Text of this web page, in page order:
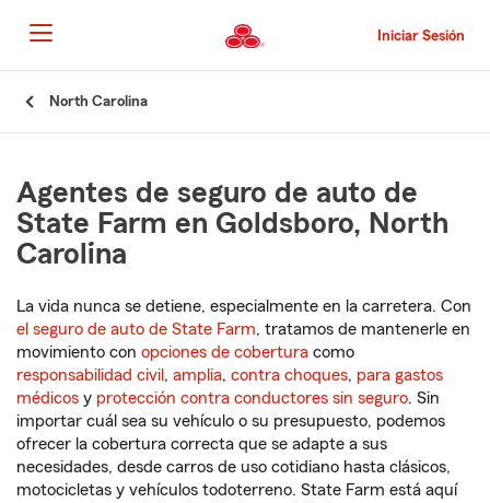
al
contenido
principal
Iniciar Sesión
North Carolina
Agentes de seguro de auto de
State Farm en Goldsboro, North
Carolina
La vida nunca se detiene, especialmente en la carretera. Con
el seguro de auto de State Farm, tratamos de mantenerle en
movimiento con opciones de cobertura como
responsabilidad civil , amplia, contra choques, para gastos
médicos y protección contra conductores sin seguro. Sin
importar cuál sea su vehículo o su presupuesto, podemos
ofrecer la cobertura correcta que se adapte a sus
necesidades, desde carros de uso cotidiano hasta clásicos,
motocicletas y vehículos todoterreno. State Farm está aquí